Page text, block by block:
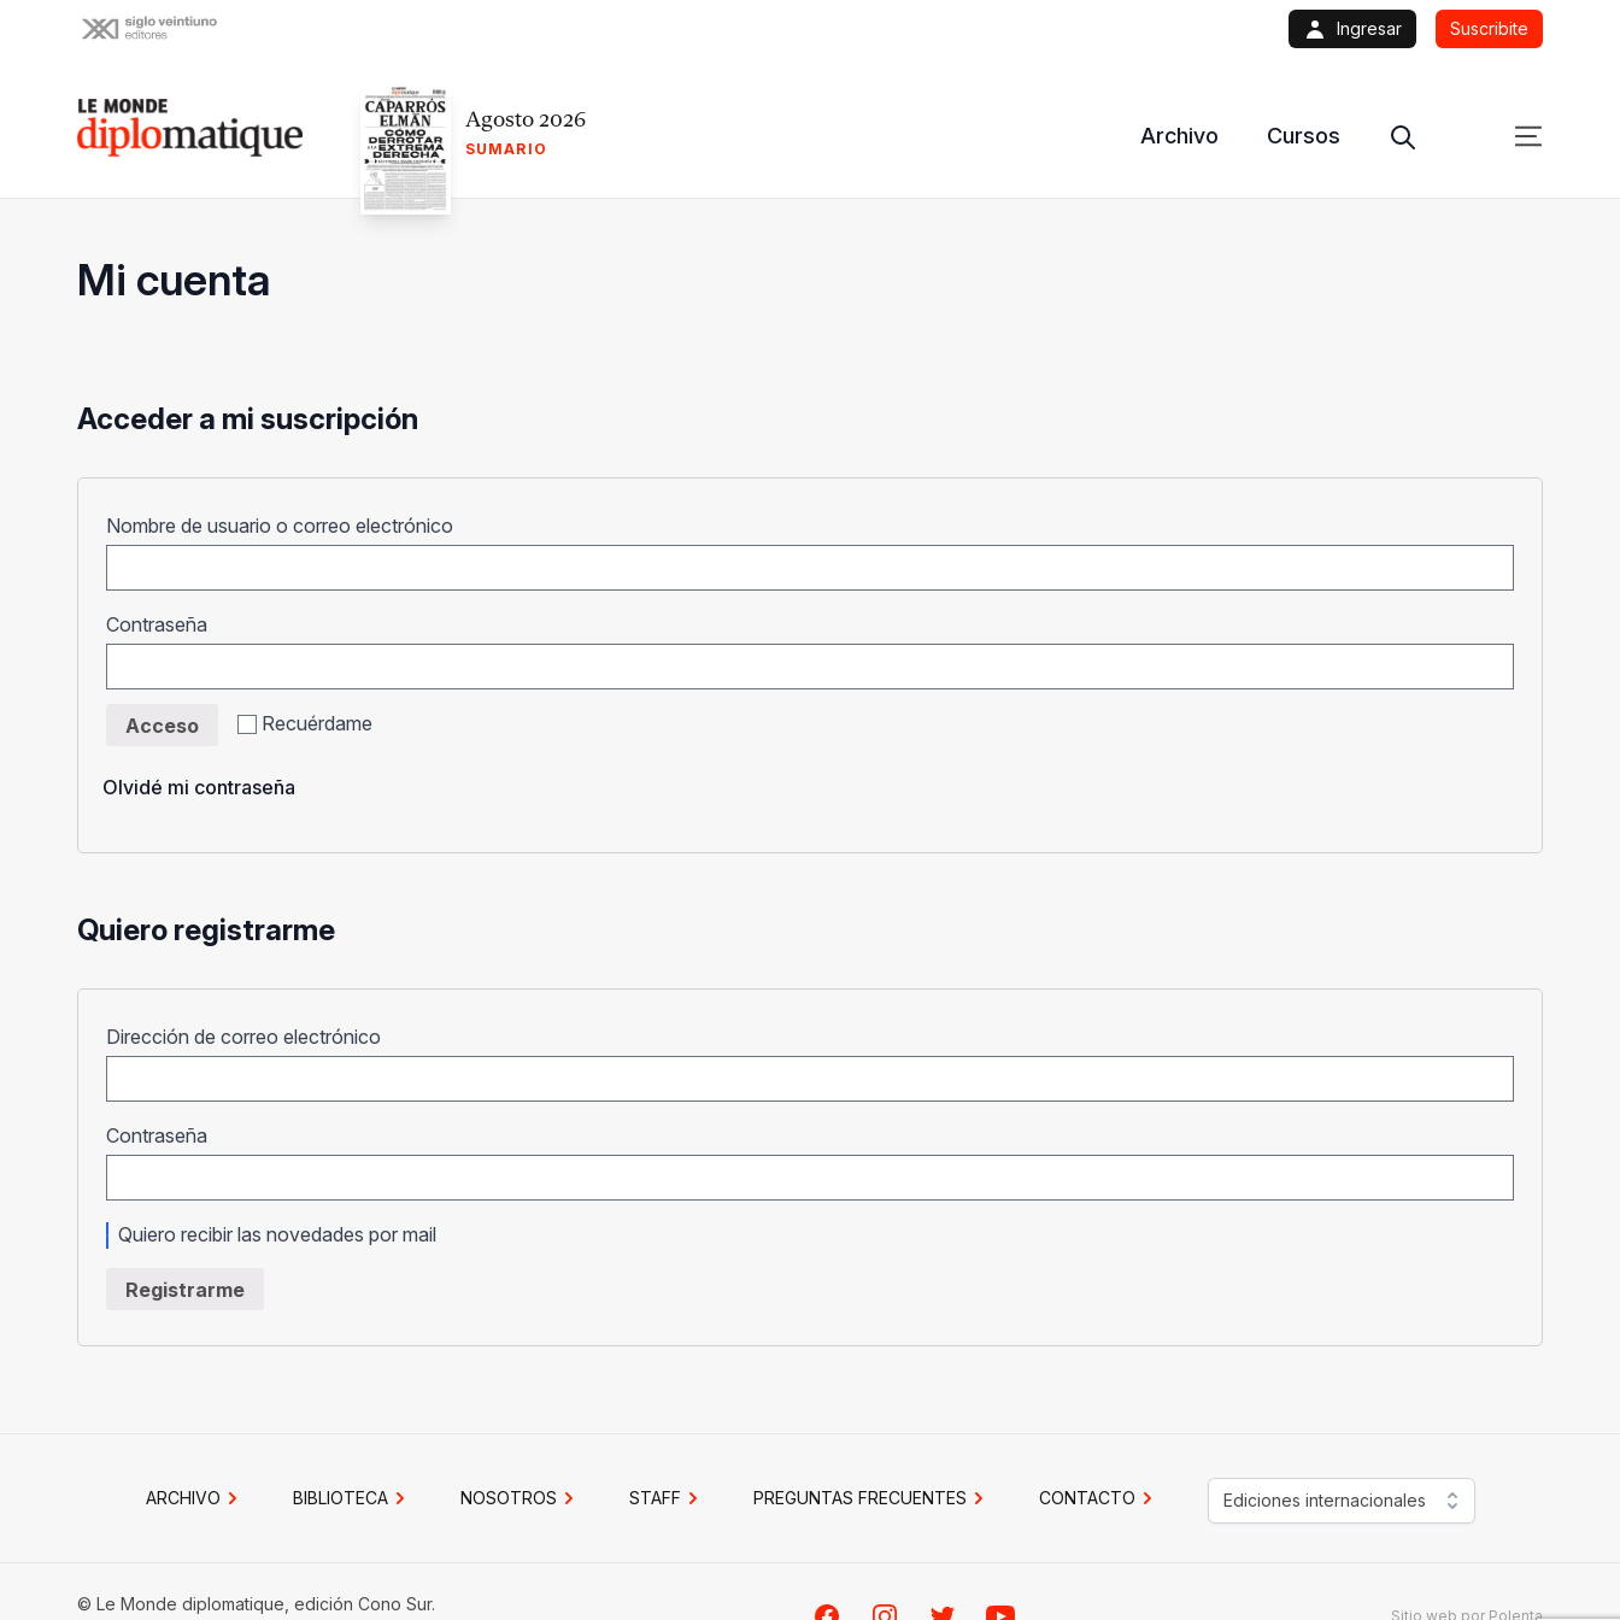
Ingresar Suscribite
Le monde diplomatique Agosto 2026
SUMARIO
Archivo Cursos
Mi cuenta
Acceder a mi suscripción
Nombre de usuario o correo electrónico
Contraseña
Recuérdame
Acceso
Olvidé mi contraseña
Quiero registrarme
Dirección de correo electrónico
Contraseña
Quiero recibir las novedades por mail
Registrarme
ARCHIVO BIBLIOTECA NOSOTROS STAFF PREGUNTAS FRECUENTES CONTACTO Ediciones internacionales
© Le Monde diplomatique, edición Cono Sur.
Sitio web por Polenta